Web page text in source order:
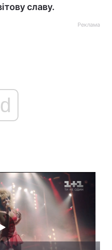
славу.
Реклама